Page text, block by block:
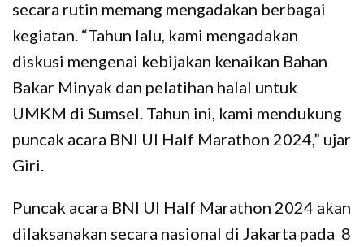
secara rutin memang mengadakan berbagai
kegiatan. “Tahun lalu, kami mengadakan
diskusi mengenai kebijakan kenaikan Bahan
Bakar Minyak dan pelatihan halal untuk
UMKM di Sumsel. Tahun ini, kami mendukung
puncak acara BNI UI Half Marathon 2024,” ujar
Giri.
Puncak acara BNI UI Half Marathon 2024 akan
dilaksanakan secara nasional di Jakarta pada 8